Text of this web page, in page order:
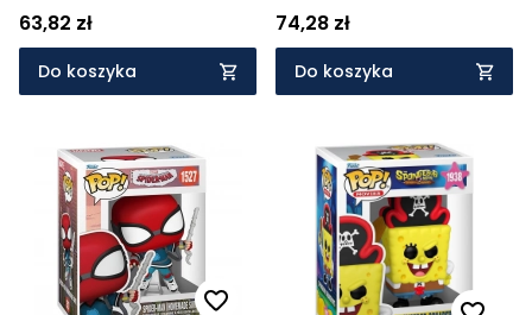
63,82 zł
Do koszyka
74,28 zł
Do koszyka